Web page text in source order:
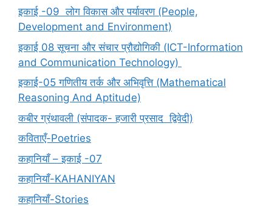
इकाई -09 लोग विकास और पर्यावरण (People,
Development and Environment)
इकाई 08 सूचना और संचार प्रौद्योगिकी (ICT-Information
and Communication Technology)
इकाई-05 गणितीय तर्क और अभिवृत्ति (Mathematical
Reasoning And Aptitude)
कबीर ग्रंथावली (संपादक- हजारी प्रसाद द्विवेदी)
कविताएँ-Poetries
कहानियाँ – इकाई -07
कहानियाँ-KAHANIYAN
कहानियाँ-Stories